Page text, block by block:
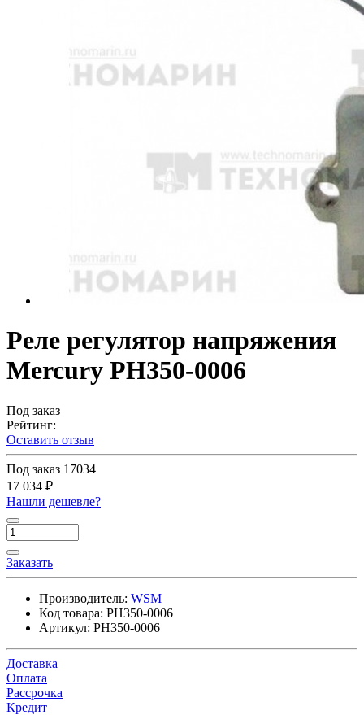
Реле регулятор напряжения
Mercury PH350-0006
Под заказ
Рейтинг:
Оставить отзыв
Под заказ 17034
17 034 ₽
Нашли дешевле?
Заказать
Производитель: WSM
Код товара: PH350-0006
Артикул: PH350-0006
Доставка
Оплата
Рассрочка
Кредит